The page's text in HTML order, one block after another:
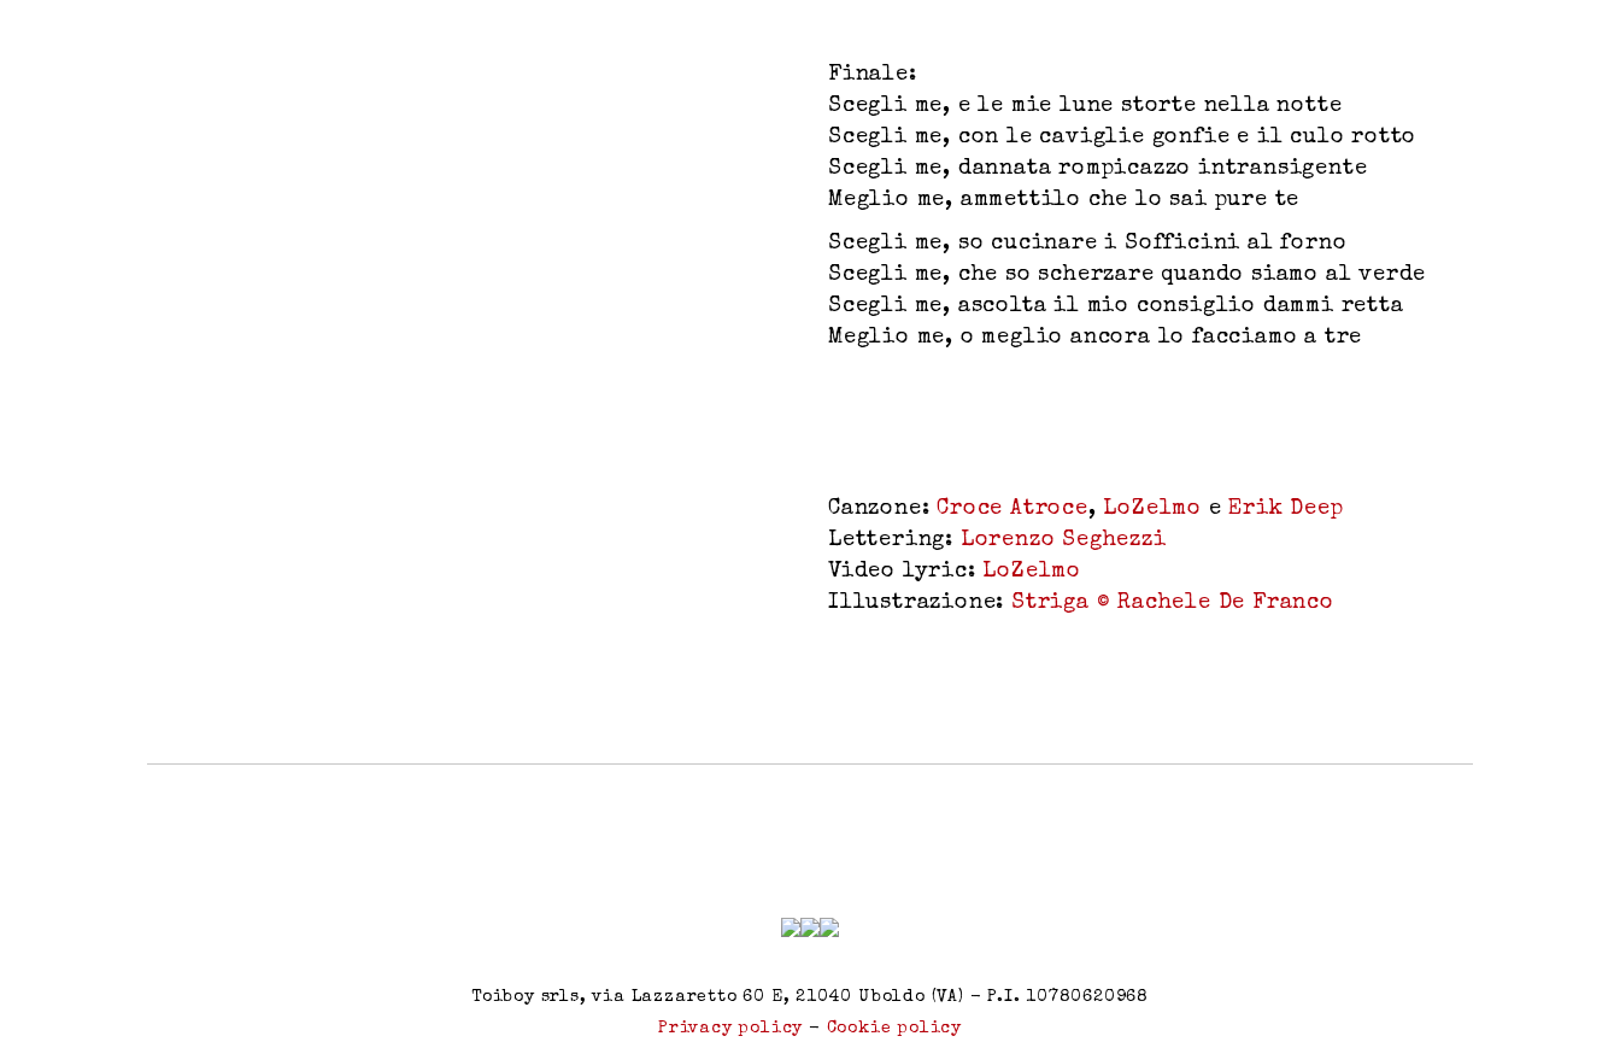
Finale:
Scegli me, e le mie lune storte nella notte
Scegli me, con le caviglie gonfie e il culo rotto
Scegli me, dannata rompicazzo intransigente
Meglio me, ammettilo che lo sai pure te
Scegli me, so cucinare i Sofficini al forno
Scegli me, che so scherzare quando siamo al verde
Scegli me, ascolta il mio consiglio dammi retta
Meglio me, o meglio ancora lo facciamo a tre
Canzone:Croce Atroce, LoZelmo eErik Deep
Lettering: Lorenzo Seghezzi
Video lyric: LoZelmo
Illustrazione: Striga © Rachele De Franco
Toiboy srls, via Lazzaretto 60 E, 21040 Uboldo (VA) - P.I. 10780620968
Privacy policy - Cookie policy